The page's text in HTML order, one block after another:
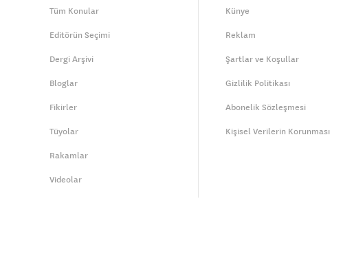
Tüm Konular
Editörün Seçimi
Dergi Arşivi
Bloglar
Fikirler
Tüyolar
Rakamlar
Videolar
Künye
Reklam
Şartlar ve Koşullar
Gizlilik Politikası
Abonelik Sözleşmesi
Kişisel Verilerin Korunması